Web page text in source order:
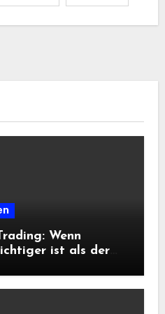
Wenn
ist als der